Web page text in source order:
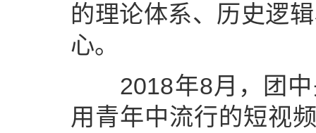
的理论体系、历史逻
心。
2018年8月，团中
用青年中流行的短视